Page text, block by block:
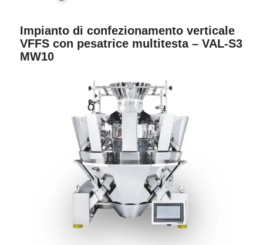
Impianto di confezionamento verticale
VFFS con pesatrice multitesta – VAL-S3
MW10